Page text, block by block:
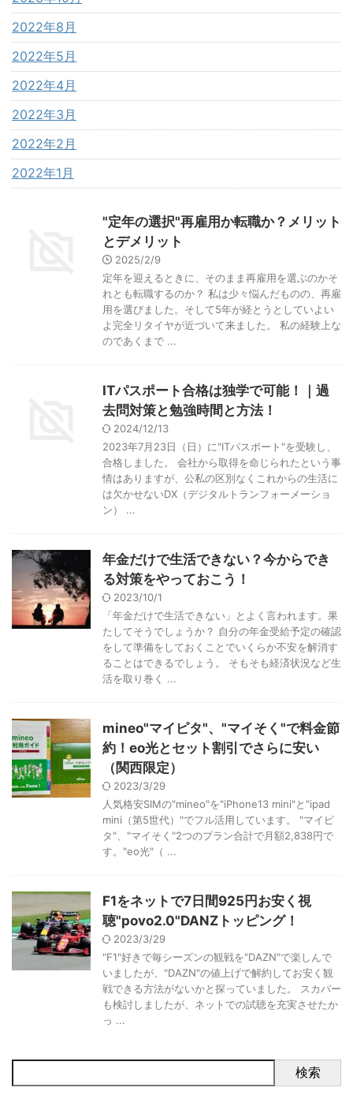
2022年8月
2022年5月
2022年4月
2022年3月
2022年2月
2022年1月
"定年の選択"再雇用か転職か？メリット
とデメリット
2025/2/9
定年を迎えるときに、そのまま再雇用を選ぶのかそ
れとも転職するのか？ 私は少々悩んだものの、再雇
用を選びました。そして5年が経とうとしていよい
よ完全リタイヤが近づいて来ました。 私の経験上な
のであくまで ...
ITパスポート合格は独学で可能！｜過
去問対策と勉強時間と方法！
2024/12/13
2023年7月23日（日）に"ITパスポート"を受験し、
合格しました。 会社から取得を命じられたという事
情はありますが、公私の区別なくこれからの生活に
は欠かせないDX（デジタルトランフォーメーショ
ン） ...
年金だけで生活できない？今からでき
る対策をやっておこう！
2023/10/1
「年金だけで生活できない」とよく言われます。果
たしてそうでしょうか？ 自分の年金受給予定の確認
をして準備をしておくことでいくらか不安を解消す
ることはできるでしょう。 そもそも経済状況など生
活を取り巻く ...
mineo"マイピタ"、"マイそく"で料金節
約！eo光とセット割引でさらに安い
（関西限定）
2023/3/29
人気格安SIMの"mineo"を"iPhone13 mini"と"ipad
mini（第5世代）"でフル活用しています。 "マイピ
タ"、"マイそく"2つのプラン合計で月額2,838円で
す。"eo光"（ ...
F1をネットで7日間925円お安く視
聴"povo2.0"DANZトッピング！
2023/3/29
"F1"好きで毎シーズンの観戦を"DAZN"で楽しんで
いましたが、"DAZN"の値上げで解約してお安く観
戦できる方法がないかと探っていました。 スカパー
も検討しましたが、ネットでの試聴を充実させたか
っ ...
検索